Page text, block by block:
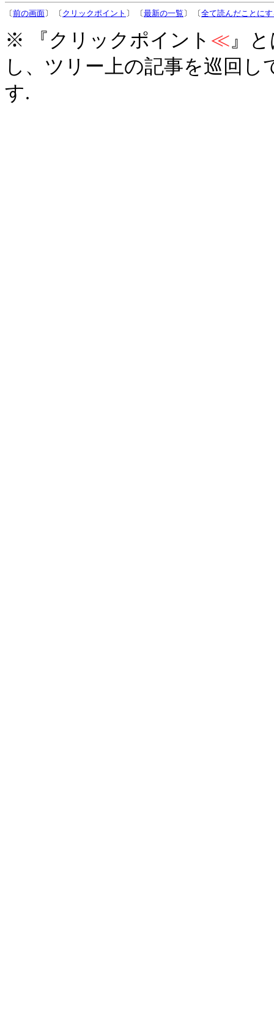
〔前の画面〕 〔 クリックポイント 〕 〔最新の一覧 〕 〔全て読んだことに
※ 『クリックポイント ≪』
し、ツリー上の記事を巡回
す.